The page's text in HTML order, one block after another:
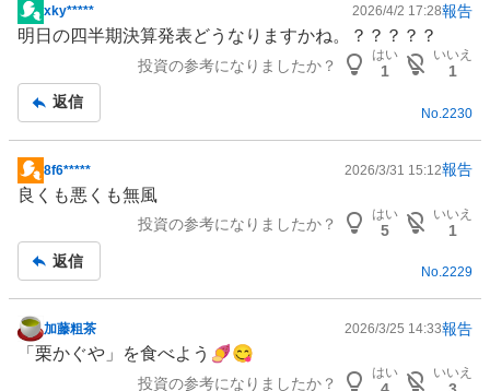
掲
示
事
xky***** 2026/4/2 17:28報告
明日の四半期決算発表どうなりますかね。？？？？？
投資の参考になりましたか？
はい
1
いいえ
1
返信
No. 2230
掲
示
事
8f6***** 2026/3/31 15:12報告
良くも悪くも無風
投資の参考になりましたか？
はい
5
いいえ
1
返信
No.2229
掲
加藤粗茶 2026/3/25 14:33報告
「栗かぐや」を食べよう🍠😋
投資の参考になりましたか？
はい いいえ